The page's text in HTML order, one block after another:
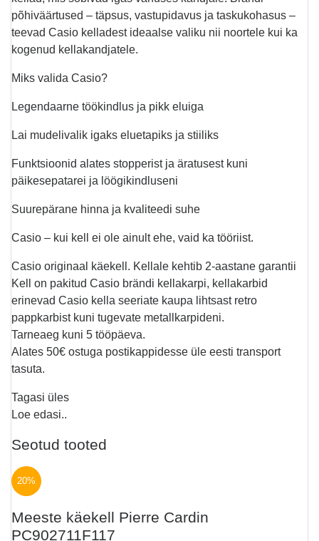
põhiväärtused – täpsus, vastupidavus ja taskukohasus –
teevad Casio kelladest ideaalse valiku nii noortele kui ka
kogenud kellakandjatele.
Miks valida Casio?
Legendaarne töökindlus ja pikk eluiga
Lai mudelivalik igaks eluetapiks ja stiiliks
Funktsioonid alates stopperist ja äratusest kuni
päikesepatarei ja löögikindluseni
Suurepärane hinna ja kvaliteedi suhe
Casio – kui kell ei ole ainult ehe, vaid ka tööriist.
Casio originaal käekell. Kellale kehtib 2-aastane garantii
Kell on pakitud Casio brändi kellakarpi, kellakarbid
erinevad Casio kella seeriate kaupa lihtsast retro
pappkarbist kuni tugevate metallkarpideni.
Tarneaeg kuni 5 tööpäeva.
Alates 50€ ostuga postikappidesse üle eesti transport
tasuta.
Tagasi üles
Loe edasi..
Seotud tooted
20%
Meeste käekell Pierre Cardin
PC902711F117